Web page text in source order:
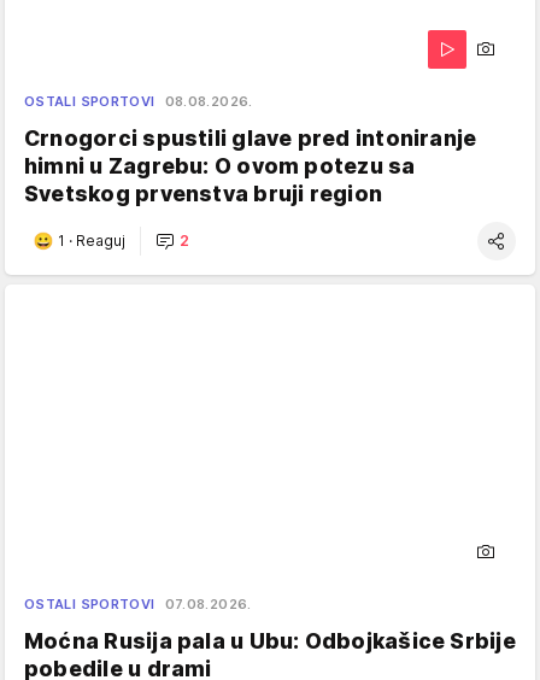
OSTALI SPORTOVI 08.08.2026.
Crnogorci spustili glave pred intoniranje
himni u Zagrebu: O ovom potezu sa
Svetskog prvenstva bruji region
1 · Reaguj 2
OSTALI SPORTOVI 07.08.2026.
Moćna Rusija pala u Ubu: Odbojkašice Srbije
pobedile u drami